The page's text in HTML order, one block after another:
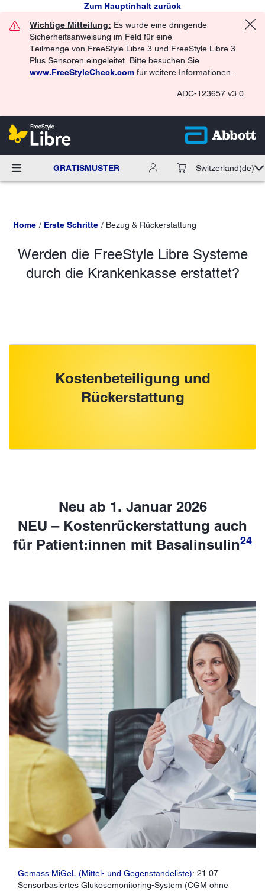
Zum Hauptinhalt zurück
Wichtige Mitteilung: Es wurde eine dringende
Sicherheitsanweisung im Feld für eine
Teilmenge von FreeStyle Libre 3 und FreeStyle Libre 3
Plus Sensoren eingeleitet. Bitte besuchen Sie
www.FreeStyleCheck.com für weitere Informationen.
ADC-123657 v3.0
GRATISMUSTER Switzerland(de)
Home Erste Schritte Bezug & Rückerstattung
Werden die FreeStyle Libre Systeme
durch die Krankenkasse erstattet?
Kostenbeteiligung und
Rückerstattung
Neu ab 1. Januar 2026
NEU – Kostenrückerstattung auch
für Patient:innen mit Basalinsulin24
Gemäss MiGeL (Mittel- und Gegenständeliste): 21.07
Sensorbasiertes Glukosemonitoring-System (CGM ohne